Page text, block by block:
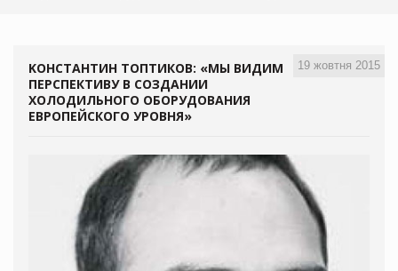
19 жовтня 2015
KОНСТАНТИН ТОПТИКОВ: «МЫ ВИДИМ
ПЕРСПЕКТИВУ В СОЗДАНИИ
ХОЛОДИЛЬНОГО ОБОРУДОВАНИЯ
ЕВРОПЕЙСКОГО УРОВНЯ»